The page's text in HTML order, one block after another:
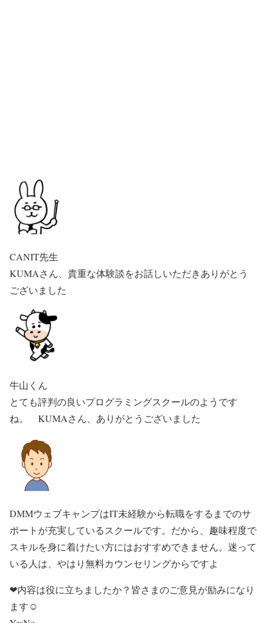
CANIT先生
KUMAさん、貴重な体験談をお話しいただきありがとう
ございました
牛山くん
とても評判の良いプログラミングスクールのようです
ね。 KUMAさん、ありがとうございました
DMMウェブキャンプはIT未経験から転職をするまでのサ
ポートが充実しているスクールです。だから、趣味程度で
スキルを身に着けたい方にはおすすめできません。迷って
いる人は、やはり無料カウンセリングからですよ
❤内容は役に立ちましたか？皆さまのご意見が励みになり
ます☺